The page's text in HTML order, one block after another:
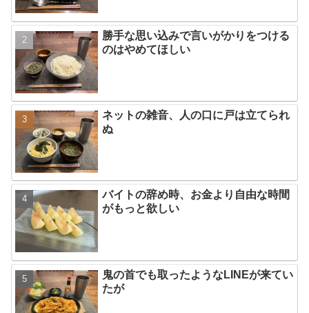
勝手な思い込みで言いがかりをつける
のはやめてほしい
ネットの雑音、人の口に戸は立てられ
ぬ
バイトの辞め時、お金より自由な時間
がもっと欲しい
鬼の首でも取ったようなLINEが来てい
たが